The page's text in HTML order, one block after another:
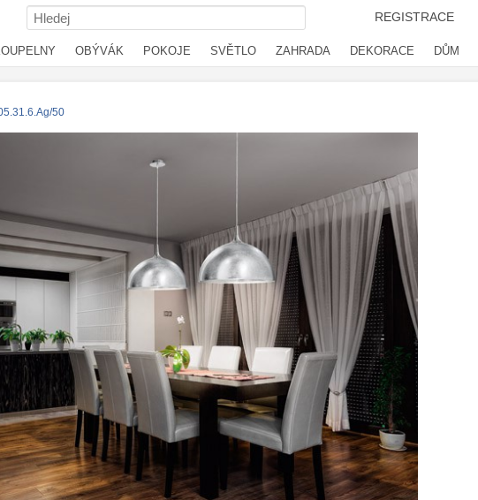
REGISTRACE
OBÝVÁK POKOJE SVĚTLO ZAHRADA DEKORACE DŮM
50